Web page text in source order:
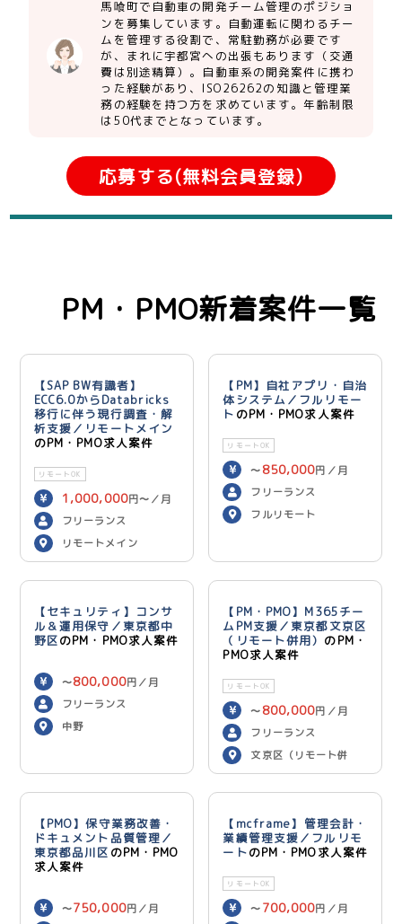
馬喰町で自動車の開発チーム管理のポジショ
ンを募集しています。自動運転に関わるチー
ムを管理する役割で、常駐勤務が必要です
が、まれに宇都宮への出張もあります（交通
費は別途精算）。自動車系の開発案件に携わ
った経験があり、ISO26262の知識と管理業
務の経験を持つ方を求めています。年齢制限
は50代までとなっています。
応募する(無料会員登録)
PM・PMO新着案件一覧
【SAP BW有識者】
ECC6.0からDatabricks
移行に伴う現行調査・解
析支援／リモートメイン
のPM・PMO求人案件
リモートOK
1,000,000円〜／月
フリーランス
リモートメイン
【PM】自社アプリ・自治
体システム／フルリモー
ト のPM・PMO求人案件
リモートOK
〜 850,000円／月
フリーランス
フルリモート
【セキュリティ】コンサ
ル＆運用保守／東京都中
野区のPM・PMO求人案件
〜800,000円／月
フリーランス
中野
【PM・PMO】M365チー
ムPM支援／東京都文京区
（リモート併用） のPM・
PMO求人案件
リモートOK
〜 800,000円／月
フリーランス
文京区（リモート併
用）
【PMO】保守業務改善・
ドキュメント品質管理／
東京都品川区 のPM・PMO
求人案件
〜750,000円／月
【mcframe】管理会計・
業績管理支援／フルリモ
ートのPM・PMO求人案件
リモートOK
〜 700,000円／月